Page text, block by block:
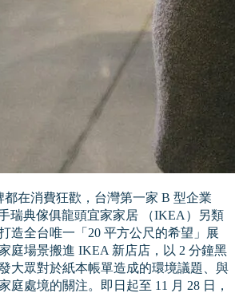
都在消費狂歡，台灣第一家 B 型企業
瑞典傢俱龍頭宜家家居 （IKEA）另類
造全台唯一「20 平方公尺的希望」展
庭場景搬進 IKEA 新店店，以 2 分鐘黑
大眾對於紙本帳單造成的環境議題、與
庭處境的關注。即日起至 11 月 28 日，